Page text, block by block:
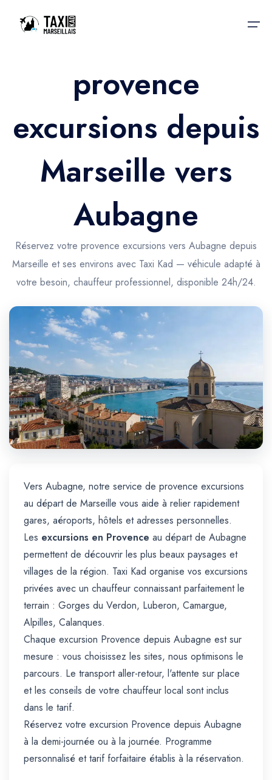
Nos services
Trajet Gare SNCF
Trajet Port croisière
Trajet Séminaire
Trajet Santé
Trajet Longue Distance
Réservation
Actualités & évènements
Contactez-nous
provence
excursions depuis
Marseille vers
Aubagne
Réservez votre provence excursions vers Aubagne depuis
Marseille et ses environs avec Taxi Kad — véhicule adapté à
votre besoin, chauffeur professionnel, disponible 24h/24.
Vers Aubagne, notre service de provence excursions
au départ de Marseille vous aide à relier rapidement
gares, aéroports, hôtels et adresses personnelles.
Les excursions en Provence au départ de Aubagne
permettent de découvrir les plus beaux paysages et
villages de la région. Taxi Kad organise vos excursions
privées avec un chauffeur connaissant parfaitement le
terrain : Gorges du Verdon, Luberon, Camargue,
Alpilles, Calanques.
Chaque excursion Provence depuis Aubagne est sur
mesure : vous choisissez les sites, nous optimisons le
parcours. Le transport aller-retour, l'attente sur place
et les conseils de votre chauffeur local sont inclus
dans le tarif.
Réservez votre excursion Provence depuis Aubagne
à la demi-journée ou à la journée. Programme
personnalisé et tarif forfaitaire établis à la réservation.